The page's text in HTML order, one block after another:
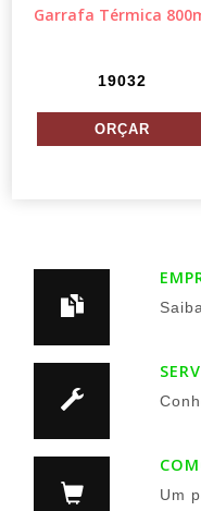
Garrafa Térmica
19032
Um